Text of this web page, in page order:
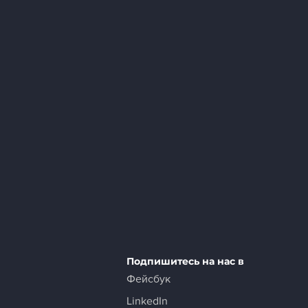
Подпишитесь на нас в
Фейсбук
LinkedIn